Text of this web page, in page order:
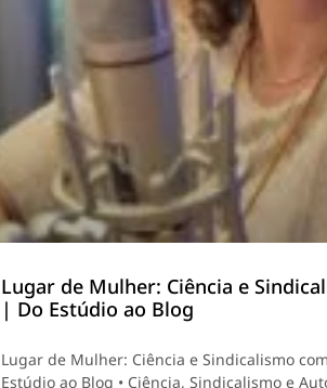
Lugar de Mulher: Ciência e
| Do Estúdio ao Blog
Lugar de Mulher: Ciência e Sindicalismo
Estúdio ao Blog • Ciência, Sindicalismo e